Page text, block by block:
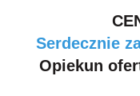
Serdecznie
Opiekun